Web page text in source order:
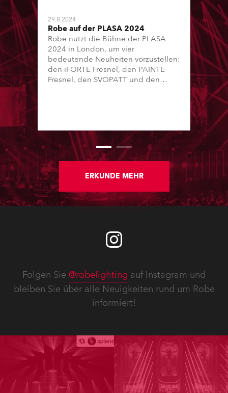
29.8.2024
Robe auf der PLASA 2024
Robe nutzt die Bühne der PLASA
2024 in London, um vier
bedeutende Neuheiten vorzustellen:
den iFORTE Fresnel, den PAINTE
Fresnel, den SVOPATT und den
ERKUNDE MEHR
Folgen Sie @robelighting auf Instagram und
bleiben Sie über alle Neuigkeiten rund um Robe
informiert!